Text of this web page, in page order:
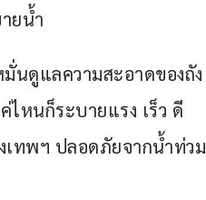
ยน้ำ
นดูแลความสะอาดของถัง
หนก็ระบายแรง เร็ว ดี
เทพฯ ปลอดภัยจากน้ำท่วม